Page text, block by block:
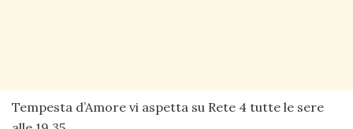
Tempesta d’Amore vi aspetta su Rete 4 tutte le sere